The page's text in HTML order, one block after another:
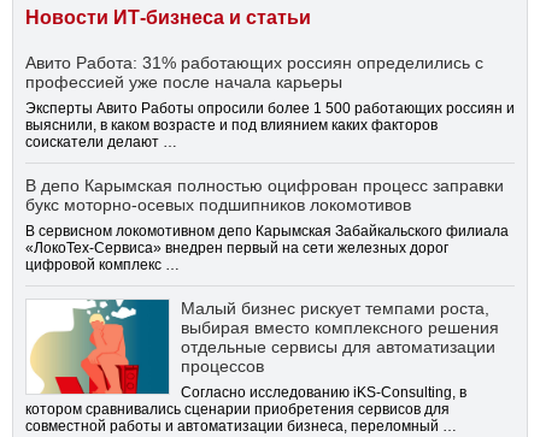
Новости ИТ-бизнеса и статьи
Авито Работа: 31% работающих россиян определились с
профессией уже после начала карьеры
Эксперты Авито Работы опросили более 1 500 работающих россиян и
выяснили, в каком возрасте и под влиянием каких факторов
соискатели делают …
В депо Карымская полностью оцифрован процесс заправки
букс моторно-осевых подшипников локомотивов
В сервисном локомотивном депо Карымская Забайкальского филиала
«ЛокоТех-Сервиса» внедрен первый на сети железных дорог
цифровой комплекс …
Малый бизнес рискует темпами роста,
выбирая вместо комплексного решения
отдельные сервисы для автоматизации
процессов
Согласно исследованию iKS-Consulting, в
котором сравнивались сценарии приобретения сервисов для
совместной работы и автоматизации бизнеса, переломный …